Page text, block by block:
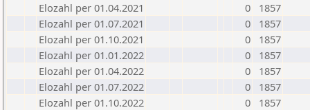
Elozahl per 01.04.2021 0
1857
Elozahl per 01.07.2021
0
1857
Elozahl per 01.10.2021
0
1857
Elozahl per 01.01.2022
0
1857
Elozahl per 01.04.2022
0
1857
Elozahl per 01.07.2022
0
1857
Elozahl per 01.10.2022
0
1857